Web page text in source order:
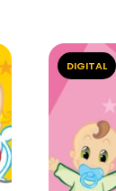
DIGITAL